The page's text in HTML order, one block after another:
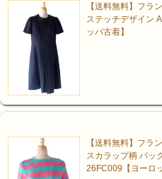
【送料無料】フラ
ステッチデザイン
ッパ古着】
【送料無料】フラ
スカラップ柄 バッ
26FC009【ヨーロ